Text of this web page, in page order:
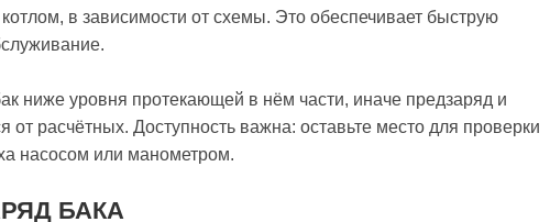
в зависимости от схемы. Это обеспечивает быструю
ниже уровня протекающей в нём части, иначе предзаряд и
от расчётных. Доступность важна: оставьте место для проверки
насосом или манометром.
БАКА